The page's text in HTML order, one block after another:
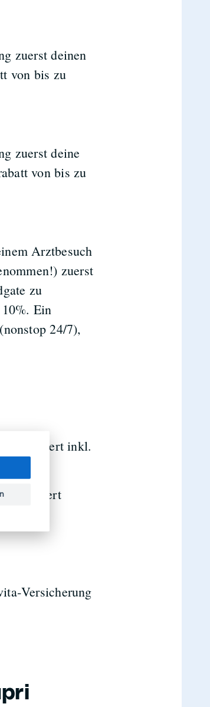
zuerst deinen
von bis zu
zuerst deine
von bis zu
Arztbesuch
zuerst
zu
Ein
24/7),
versichert inkl.
versichert